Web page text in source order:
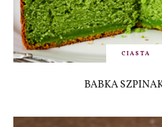
CIASTA
BABKA